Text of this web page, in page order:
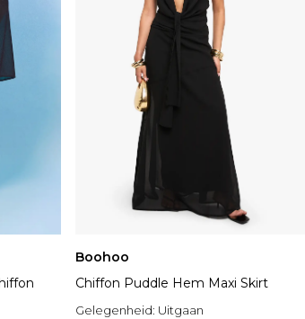
Boohoo
Chiffon Puddle Hem Maxi Skirt
Gelegenheid: Uitgaan